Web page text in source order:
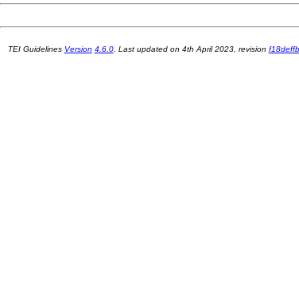
TEI Guidelines Version 4.6.0. Last updated on 4th April 2023, revision